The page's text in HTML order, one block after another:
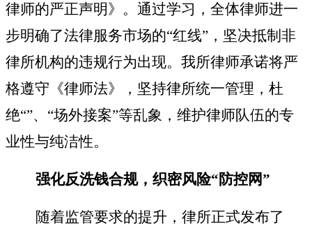
律师的严正声明》。通过学习，全体律师进一
步明确了法律服务市场的“红线”，坚决抵制非
律所机构的违规行为出现。我所律师承诺将严
格遵守《律师法》，坚持律所统一管理，杜
绝“”、 “场外接案”等乱象，维护律师队伍的专
业性与纯洁性。
强化反洗钱合规，织密风险“防控网”
随着监管要求的提升，律所正式发布了